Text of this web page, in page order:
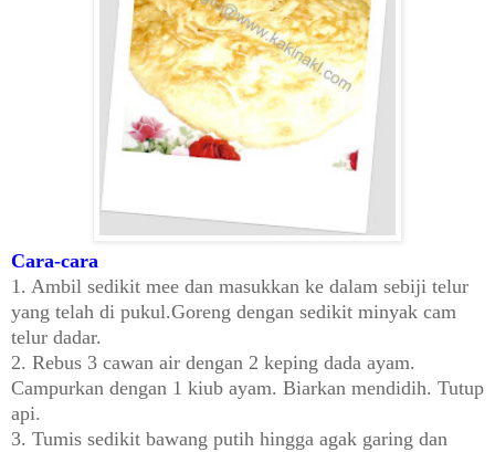
Cara-cara
1. Ambil sedikit mee dan masukkan ke dalam sebiji telur
yang telah di pukul.Goreng dengan sedikit minyak cam
telur dadar.
2. Rebus 3 cawan air dengan 2 keping dada ayam.
Campurkan dengan 1 kiub ayam. Biarkan mendidih. Tutup
api.
3. Tumis sedikit bawang putih hingga agak garing dan